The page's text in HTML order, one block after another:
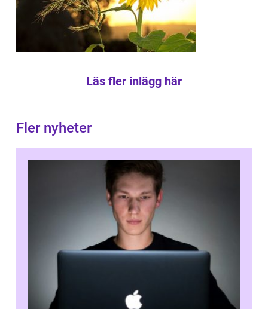
Läs fler inlägg här
Fler nyheter